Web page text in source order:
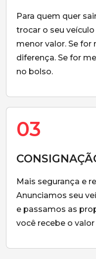
Para quem quer
trocar o seu
menor valor. Se for
diferença. Se for
no bolso.
03
Mais segurança e
Anunciamos seu
e passamos as
você recebe o valor